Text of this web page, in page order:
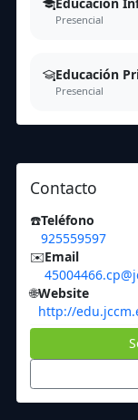
Presencial
Educación
Presencial
Contacto
☎️Teléfono
925559597
✉️Email
🌐Website
http://